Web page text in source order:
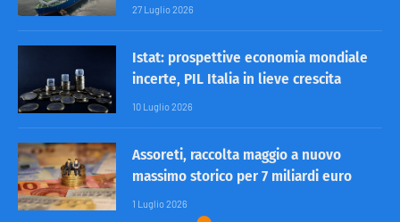
27 Luglio 2026
Istat: prospettive economia mondiale
incerte, PIL Italia in lieve crescita
10 Luglio 2026
Assoreti, raccolta maggio a nuovo
massimo storico per 7 miliardi euro
1 Luglio 2026